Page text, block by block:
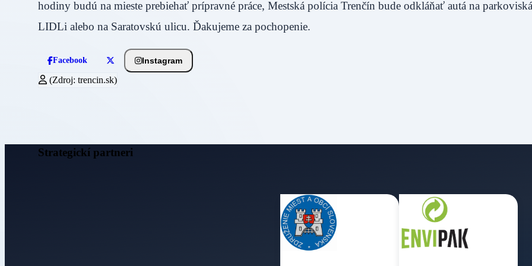
hodiny budú na mieste prebiehať prípravné práce, Mestská polícia Trenčín bude odkláňať autá na
LIDLi alebo na Saratovskú ulicu. Ďakujeme za pochopenie.
Facebook Instagram
(Zdroj: trencin.sk)
Strategickí partneri